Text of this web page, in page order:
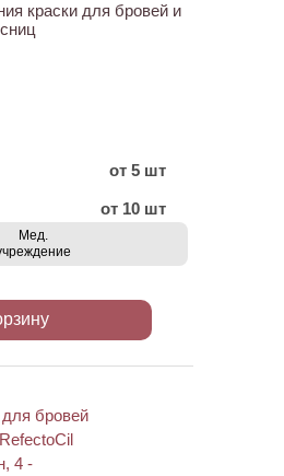
краски для бровей и
от 5 шт
от 10 шт
Мед.